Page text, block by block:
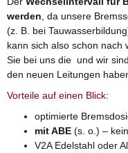
werden, da unsere
(z. B. bei
kann sich also schon nach
Sie bei uns die und wir
den neuen Leitungen
Vorteile auf einen Blick:
optimierte
mit ABE (s. o.) –
V2A Edelstahl oder